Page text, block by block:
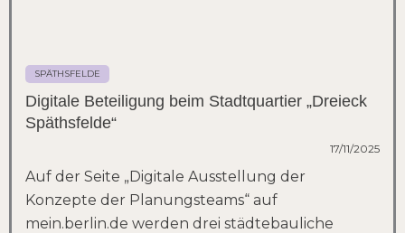
SPÄTHSFELDE
Digitale Beteiligung beim Stadtquartier „Dreieck
Späthsfelde“
17/11/2025
Auf der Seite „Digitale Ausstellung der
Konzepte der Planungsteams“ auf
mein.berlin.de werden drei städtebauliche